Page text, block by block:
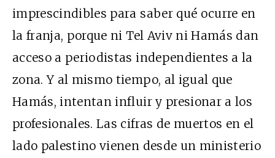
imprescindibles para saber qué ocurre en
la franja, porque ni Tel Aviv ni Hamás dan
acceso a periodistas independientes a la
zona. Y al mismo tiempo, al igual que
Hamás, intentan influir y presionar a los
profesionales. Las cifras de muertos en el
lado palestino vienen desde un ministerio